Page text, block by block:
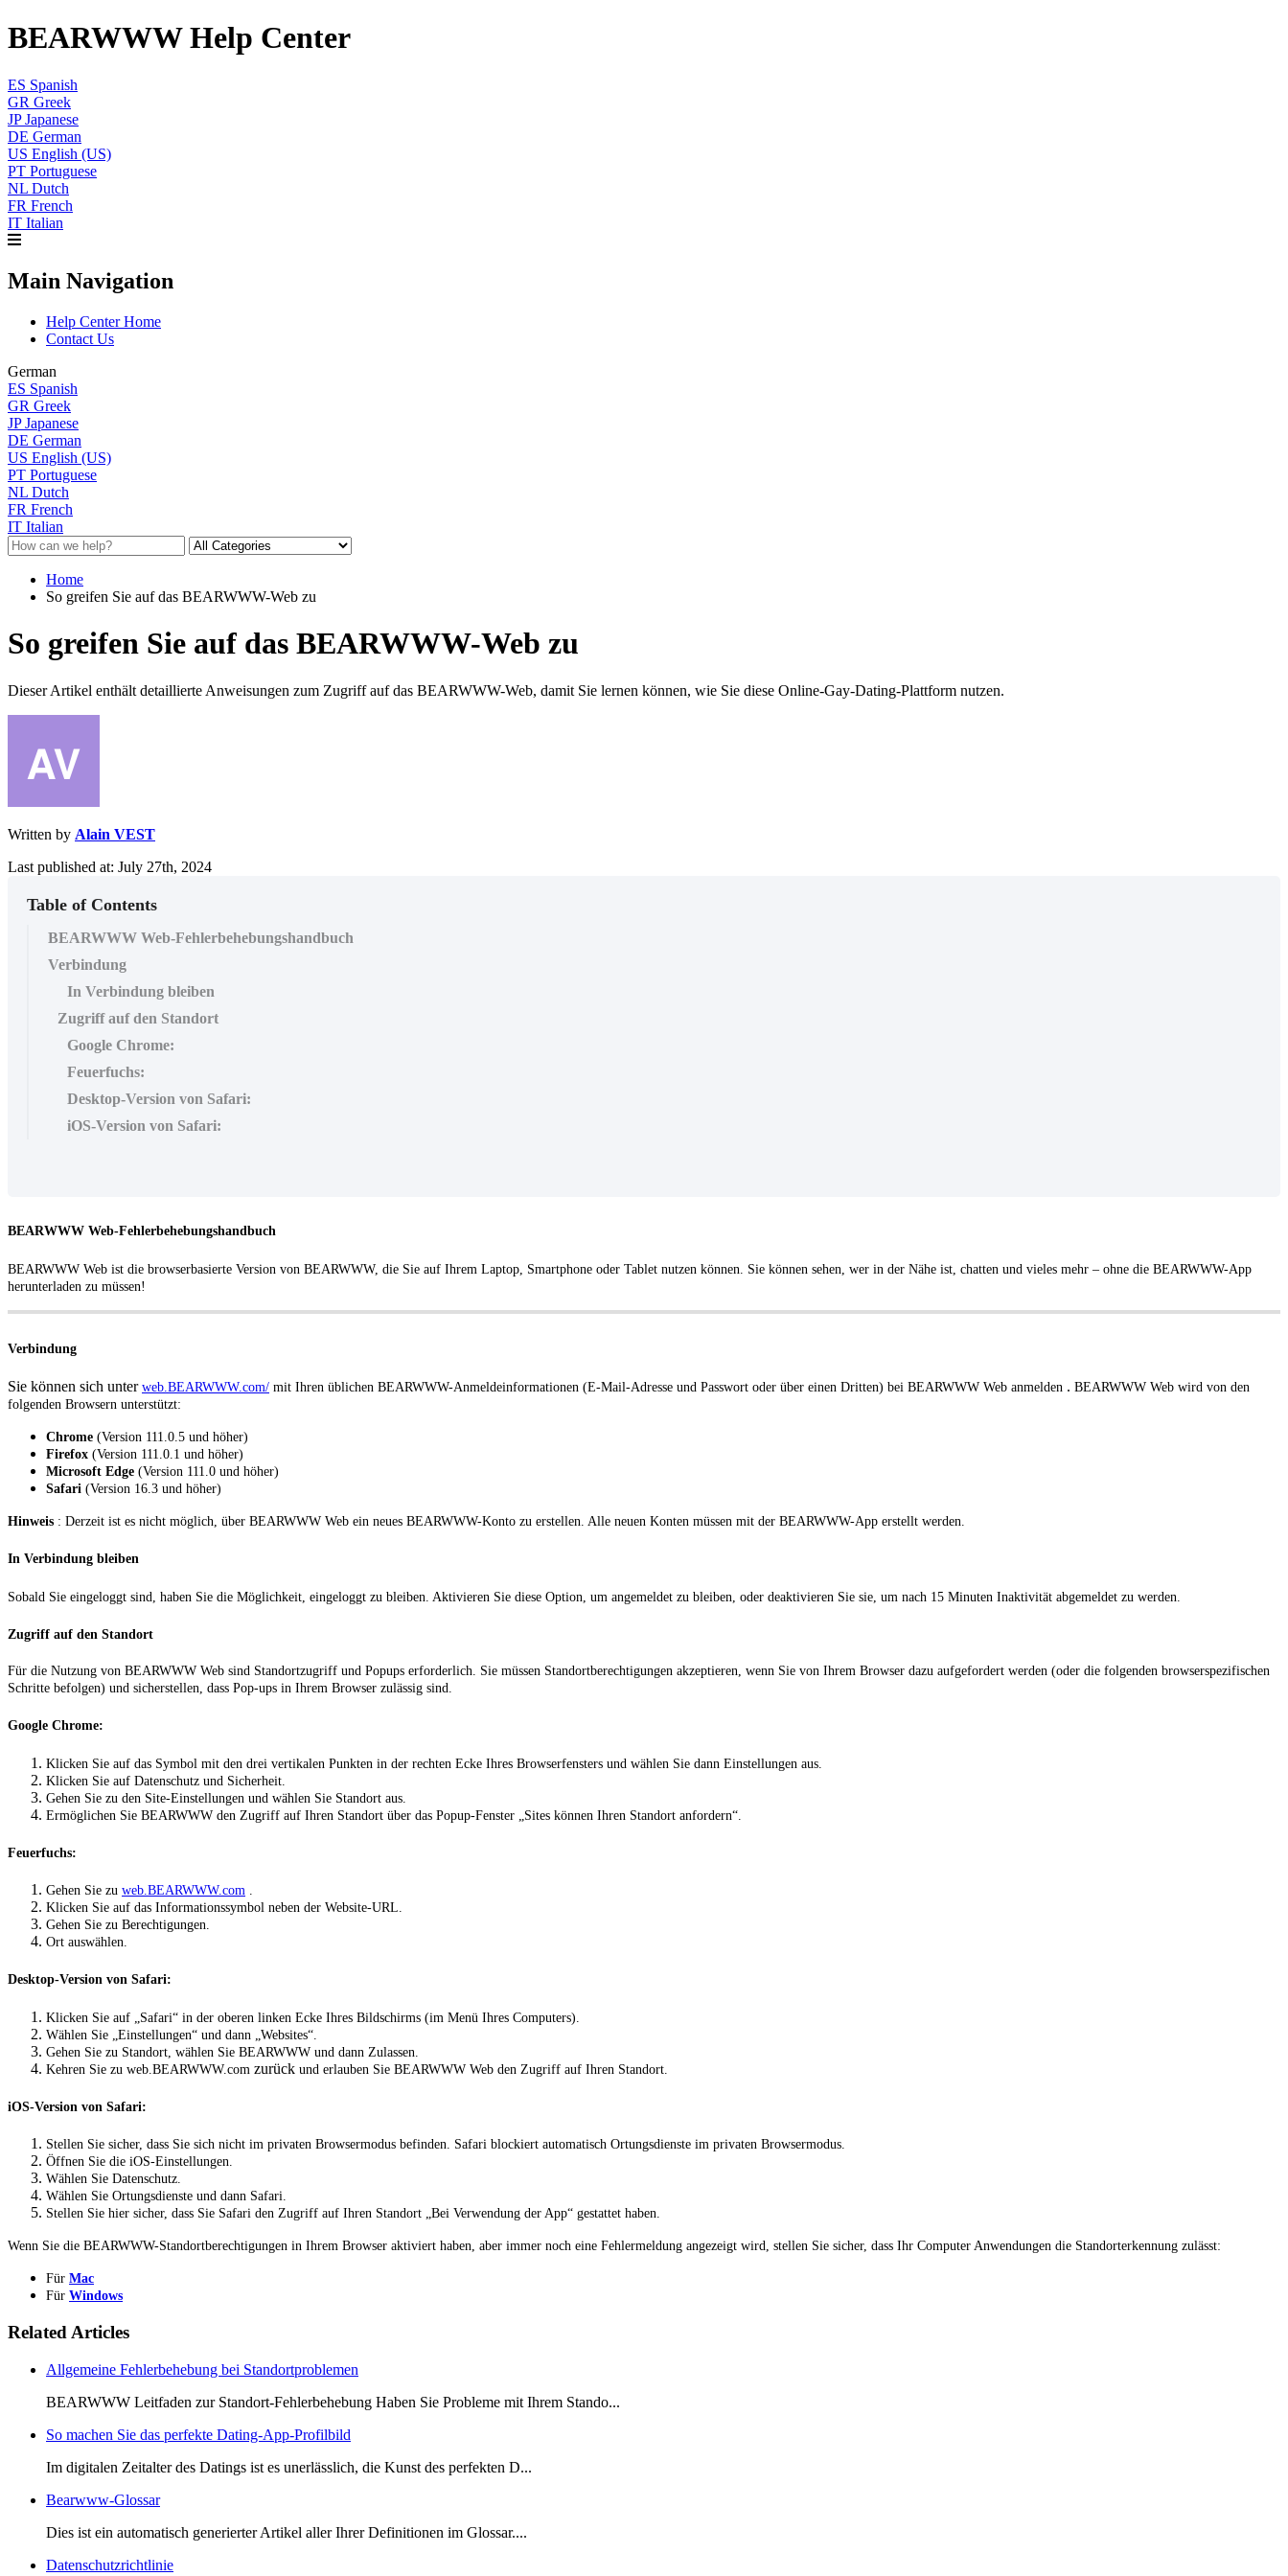
BEARWWW Help Center
ES Spanish
GR Greek
JP Japanese
DE German
US English (US)
PT Portuguese
NL Dutch
FR French
IT Italian
Main Navigation
Help Center Home
Contact Us
German
ES Spanish
GR Greek
JP Japanese
DE German
US English (US)
PT Portuguese
NL Dutch
FR French
IT Italian
Home
So greifen Sie auf das BEARWWW-Web zu
So greifen Sie auf das BEARWWW-Web zu
Dieser Artikel enthält detaillierte Anweisungen zum Zugriff auf das BEARWWW-Web, damit Sie lernen können, wie Sie diese Online-Gay-Dating-Plattform nutzen.
Written by Alain VEST
Last published at: July 27th, 2024
Table of Contents
BEARWWW Web-Fehlerbehebungshandbuch
Verbindung
In Verbindung bleiben
Zugriff auf den Standort
Google Chrome:
Feuerfuchs:
Desktop-Version von Safari:
iOS-Version von Safari:
BEARWWW Web-Fehlerbehebungshandbuch
BEARWWW Web ist die browserbasierte Version von BEARWWW, die Sie auf Ihrem Laptop, Smartphone oder Tablet nutzen können. Sie können sehen, wer in der Nähe ist, chatten und vieles mehr – ohne die BEARWWW-App
herunterladen zu müssen!
Verbindung
Sie können sich unter web.BEARWWW.com/ mit Ihren üblichen BEARWWW-Anmeldeinformationen (E-Mail-Adresse und Passwort oder über einen Dritten) bei BEARWWW Web anmelden . BEARWWW Web wird von den
folgenden Browsern unterstützt:
Chrome (Version 111.0.5 und höher)
Firefox (Version 111.0.1 und höher)
Microsoft Edge (Version 111.0 und höher)
Safari (Version 16.3 und höher)
Hinweis : Derzeit ist es nicht möglich, über BEARWWW Web ein neues BEARWWW-Konto zu erstellen. Alle neuen Konten müssen mit der BEARWWW-App erstellt werden.
In Verbindung bleiben
Sobald Sie eingeloggt sind, haben Sie die Möglichkeit, eingeloggt zu bleiben. Aktivieren Sie diese Option, um angemeldet zu bleiben, oder deaktivieren Sie sie, um nach 15 Minuten Inaktivität abgemeldet zu werden.
Zugriff auf den Standort
Für die Nutzung von BEARWWW Web sind Standortzugriff und Popups erforderlich. Sie müssen Standortberechtigungen akzeptieren, wenn Sie von Ihrem Browser dazu aufgefordert werden (oder die folgenden browserspezifischen
Schritte befolgen) und sicherstellen, dass Pop-ups in Ihrem Browser zulässig sind.
Google Chrome:
Klicken Sie auf das Symbol mit den drei vertikalen Punkten in der rechten Ecke Ihres Browserfensters und wählen Sie dann Einstellungen aus.
Klicken Sie auf Datenschutz und Sicherheit.
Gehen Sie zu den Site-Einstellungen und wählen Sie Standort aus.
Ermöglichen Sie BEARWWW den Zugriff auf Ihren Standort über das Popup-Fenster „Sites können Ihren Standort anfordern“.
Feuerfuchs:
Gehen Sie zu web.BEARWWW.com .
Klicken Sie auf das Informationssymbol neben der Website-URL.
Gehen Sie zu Berechtigungen.
Ort auswählen.
Desktop-Version von Safari:
Klicken Sie auf „Safari“ in der oberen linken Ecke Ihres Bildschirms (im Menü Ihres Computers).
Wählen Sie „Einstellungen“ und dann „Websites“.
Gehen Sie zu Standort, wählen Sie BEARWWW und dann Zulassen.
Kehren Sie zu web.BEARWWW.com zurück und erlauben Sie BEARWWW Web den Zugriff auf Ihren Standort.
iOS-Version von Safari:
Stellen Sie sicher, dass Sie sich nicht im privaten Browsermodus befinden. Safari blockiert automatisch Ortungsdienste im privaten Browsermodus.
Öffnen Sie die iOS-Einstellungen.
Wählen Sie Datenschutz.
Wählen Sie Ortungsdienste und dann Safari.
Stellen Sie hier sicher, dass Sie Safari den Zugriff auf Ihren Standort „Bei Verwendung der App“ gestattet haben.
Wenn Sie die BEARWWW-Standortberechtigungen in Ihrem Browser aktiviert haben, aber immer noch eine Fehlermeldung angezeigt wird, stellen Sie sicher, dass Ihr Computer Anwendungen die Standorterkennung zulässt:
Für Mac
Für Windows
Related Articles
Allgemeine Fehlerbehebung bei Standortproblemen
BEARWWW Leitfaden zur Standort-Fehlerbehebung Haben Sie Probleme mit Ihrem Stando...
So machen Sie das perfekte Dating-App-Profilbild
Im digitalen Zeitalter des Datings ist es unerlässlich, die Kunst des perfekten D...
Bearwww-Glossar
Dies ist ein automatisch generierter Artikel aller Ihrer Definitionen im Glossar....
Datenschutzrichtlinie